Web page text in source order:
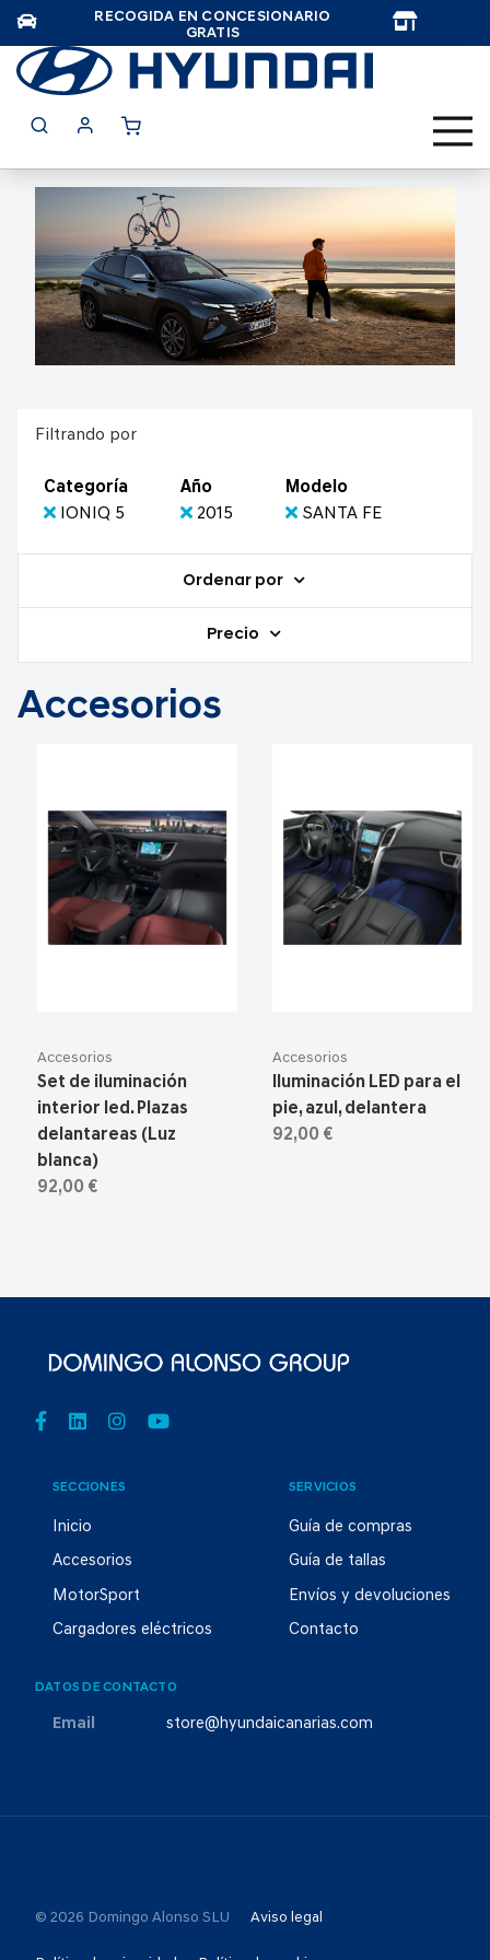
RECOGIDA EN CONCESIONARIO
GRATIS
Filtrando por
Categoría
IONIQ 5
Año
2015
Modelo
SANTA FE
Ordenar por
Precio
Accesorios
Accesorios
Set de iluminación
interior led. Plazas
delantareas (Luz
blanca)
92,00 €
Accesorios
Iluminación LED para el
pie, azul, delantera
92,00 €
SECCIONES
Inicio
Accesorios
MotorSport
Cargadores eléctricos
SERVICIOS
Guía de compras
Guía de tallas
Envíos y devoluciones
Contacto
DATOS DE CONTACTO
Email store@hyundaicanarias.com
© 2026 Domingo Alonso SLU Aviso legal